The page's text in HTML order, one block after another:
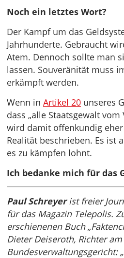
Noch ein letztes Wort?
Der Kampf um das
Jahrhunderte. Gebraucht
Atem. Dennoch sollte man
lassen. Souveränität muss
erkämpft werden.
Wenn in Artikel 20 unseres
dass „alle Staatsgewalt vom
wird damit offenkundig
Realität beschrieben. Es ist
es zu kämpfen lohnt.
Ich bedanke mich für das
Paul Schreyerist freier
für das Magazin Telepolis.
erschienenen Buch
Dieter Deiseroth, Richter am
Bundesverwaltungsgericht: